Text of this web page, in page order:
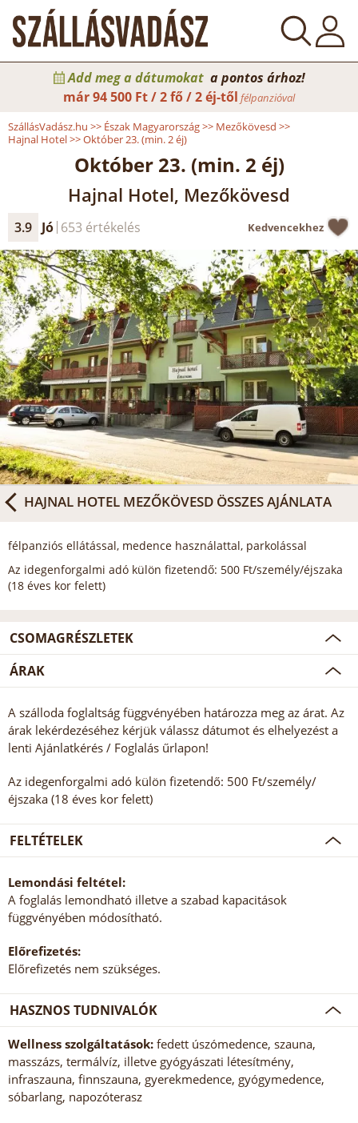
Add meg a dátumokat a pontos árhoz!
már94 500 Ft / 2 fő / 2 éj-től félpanzióval
SzállásVadász.hu >> Észak Magyarország>> Mezőkövesd >>
Hajnal Hotel>>Október 23. (min. 2 éj)
Október 23. (min. 2 éj)
Hajnal Hotel, Mezőkövesd
3.9 Jó 653 értékelés Kedvencekhez
HAJNAL HOTEL MEZŐKÖVESD ÖSSZES AJÁNLATA
félpanziós ellátással, medence használattal, parkolással
Az idegenforgalmi adó külön fizetendő: 500 Ft/személy/éjszaka
(18 éves kor felett)
CSOMAGRÉSZLETEK
ÁRAK
A szálloda foglaltság függvényében határozza meg az árat. Az
árak lekérdezéséhez kérjük válassz dátumot és elhelyezést a
lenti Ajánlatkérés / Foglalás űrlapon!
Az idegenforgalmi adó külön fizetendő: 500 Ft/személy/
éjszaka (18 éves kor felett)
FELTÉTELEK
Lemondási feltétel:
A foglalás lemondható illetve a szabad kapacitások
függvényében módosítható.
Előrefizetés:
Előrefizetés nem szükséges.
HASZNOS TUDNIVALÓK
Wellness szolgáltatások: fedett úszómedence, szauna,
masszázs, termálvíz, illetve gyógyászati létesítmény,
infraszauna, finnszauna, gyerekmedence, gyógymedence,
sóbarlang, napozóterasz